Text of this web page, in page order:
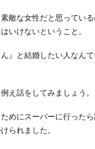
敵な女性だと思ってい
いけないということ。
ん』と結婚したい人なん
え話をしてみましょう。
めにスーパーに行った
られました。